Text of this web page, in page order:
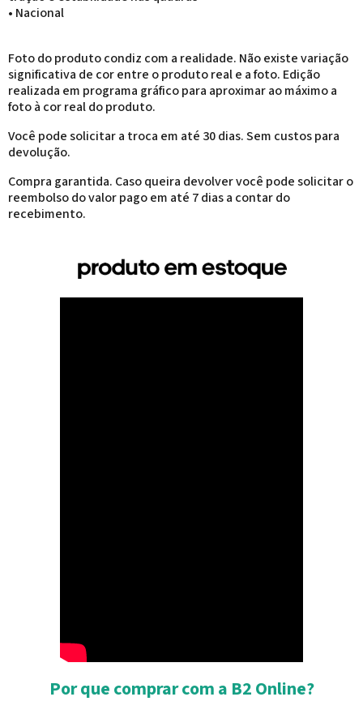
• Nacional
Foto do produto condiz com a realidade. Não existe variação
significativa de cor entre o produto real e a foto. Edição
realizada em programa gráfico para aproximar ao máximo a
foto à cor real do produto.
Você pode solicitar a troca em até 30 dias. Sem custos para
devolução.
Compra garantida. Caso queira devolver você pode solicitar o
reembolso do valor pago em até 7 dias a contar do
recebimento.
Por que comprar com a B2 Online?